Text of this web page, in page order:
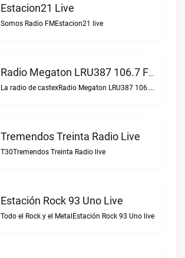
Estacion21 Live
Somos Radio FMEstacion21 live
Radio Megaton LRU387 106.7 FM Live
La radio de castexRadio Megaton LRU387 106.7 FM live
Tremendos Treinta Radio Live
T30Tremendos Treinta Radio live
Estación Rock 93 Uno Live
Todo el Rock y el MetalEstación Rock 93 Uno live